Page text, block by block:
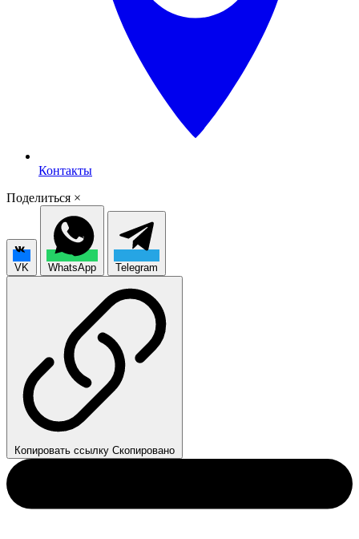
Контакты
Поделиться ×
VK WhatsApp Telegram
Копировать ссылку Скопировано